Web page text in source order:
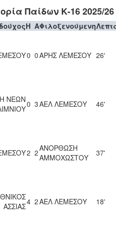
Παίδων Κ-16 2025/26
H AΦιλοξενούμενη
0 0ΑΡΗΣ ΛΕΜΕΣΟΥ 26'
ΝΕΩΝ0 3ΑΕΛ ΛΕΜΕΣΟΥ 46'
2 2ΑΝΟΡΘΩΣΗ
ΑΜΜΟΧΩΣΤΟΥ
37'
ΑΣΣΙΑΣ4 2ΑΕΛ ΛΕΜΕΣΟΥ 18'